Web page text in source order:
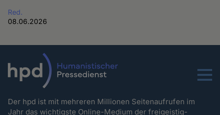
Red.
08.06.2026
Menu
Der hpd ist mit mehreren Millionen Seitenaufrufen im
Jahr das wichtigste Online-Medium der freigeistig-